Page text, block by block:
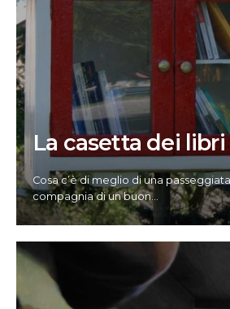
La casetta dei libri
Cosa c’è di meglio di una
compagnia di un buon...